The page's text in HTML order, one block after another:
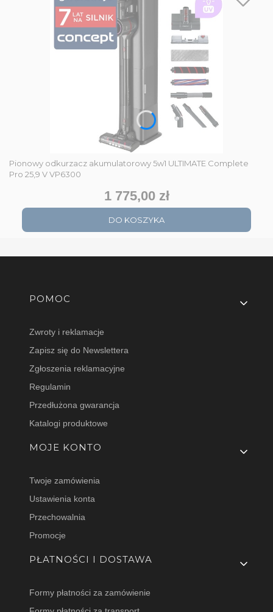
Pionowy odkurzacz akumulatorowy 5w1 ULTIMATE Complete
Pro 25,9 V VP6300
Cena
1 775,00 zł
DO KOSZYKA
Linki w stopce
POMOC
Zwroty i reklamacje
Zapisz się do Newslettera
Zgłoszenia reklamacyjne
Regulamin
Przedłużona gwarancja
Katalogi produktowe
MOJE KONTO
Twoje zamówienia
Ustawienia konta
Przechowalnia
Promocje
PŁATNOŚCI I DOSTAWA
Formy płatności za zamówienie